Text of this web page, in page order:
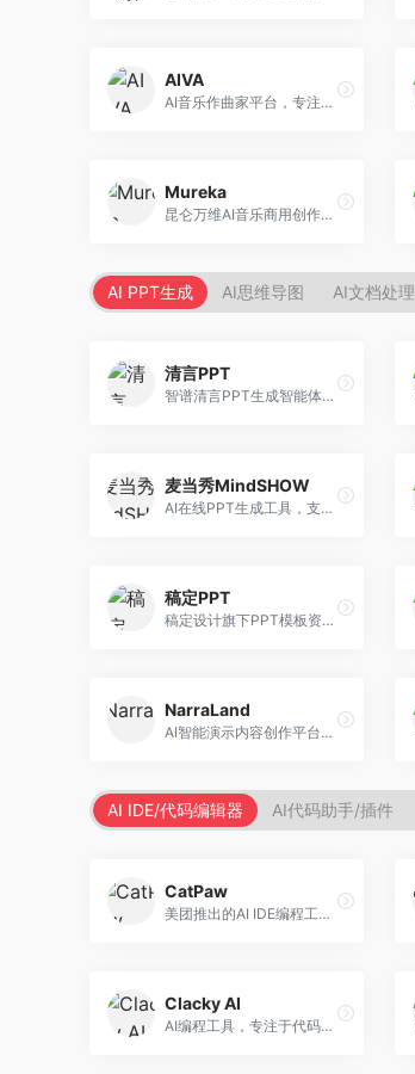
AIVA
AI音乐作曲家平台，专注于古典和影视配乐创作。面向影视制作人和游戏开发者，提供原创音乐生成、配乐定制等服务，音乐风格专业，适合影视游戏配乐。
Mureka
昆仑万维AI音乐商用创作平台，专注于商业音乐授权。面向企业和商业用户，提供版权音乐生成、商用授权等服务，音乐版权清晰，商业应用安全。
AI PPT生成 AI思维导图 AI文档处理
清言PPT
智谱清言PPT生成智能体，基于GLM大模型。面向智谱用户，支持对话生成PPT、内容优化等服务，与智谱生态深度整合。
麦当秀MindSHOW
AI在线PPT生成工具，支持思维导图转PPT。面向职场人士，提供思维导图导入、PPT生成、模板选择等服务，思维导图转PPT效率高。
稿定PPT
稿定设计旗下PPT模板资源库，整合AI生成功能。面向设计师和职场人士，提供海量PPT模板、AI内容生成等服务，模板质量高。
NarraLand
AI智能演示内容创作平台，专注于叙事演示。面向内容创作者，提供故事创作、演示生成、动画设计等服务，演示内容生动有趣。
AI IDE/代码编辑器 AI代码助手/插件
CatPaw
美团推出的AI IDE编程工具，专注于本地开发生态。面向开发者，提供智能代码补全、代码生成、项目管理等服务，本地开发体验好。
Clacky AI
AI编程工具，专注于代码智能生成与优化。面向开发者，提供代码生成、代码重构、错误修复等服务，编程效率高。